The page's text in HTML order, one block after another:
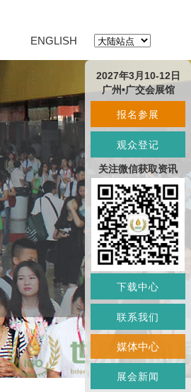
ENGLISH
2027年3月10-12日
广州•广交会展馆
报名参展
观众登记
关注微信获取资讯
下载中心
联系我们
媒体中心
展会新闻